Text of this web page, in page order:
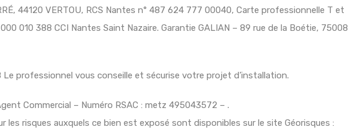
44120 VERTOU, RCS Nantes n° 487 624 777 00040, Carte professionnelle T et
000 010 388 CCI Nantes Saint Nazaire. Garantie GALIAN – 89 rue de la Boétie, 75008
Le professionnel vous conseille et sécurise votre projet d’installation.
Commercial – Numéro RSAC : metz 495043572 – .
les risques auxquels ce bien est exposé sont disponibles sur le site Géorisques :